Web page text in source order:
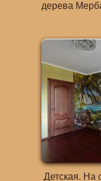
дерева
Детская. На